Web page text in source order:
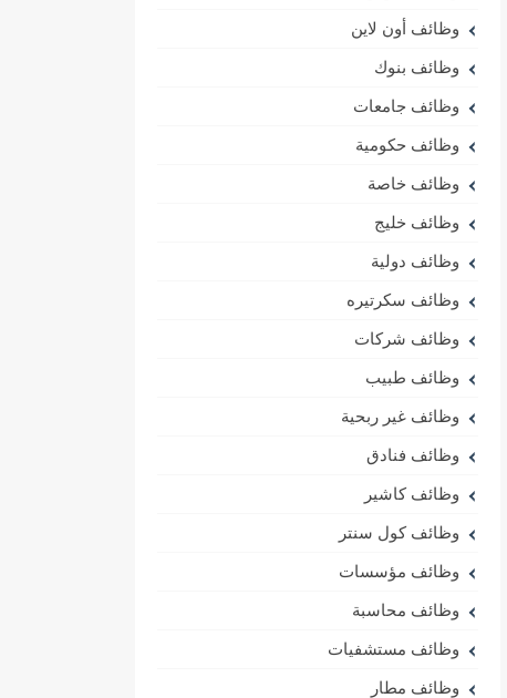
وظائف أون لاين
وظائف بنوك
وظائف جامعات
وظائف حكومية
وظائف خاصة
وظائف خليج
وظائف دولية
وظائف سكرتيره
وظائف شركات
وظائف طبيب
وظائف غير ربحية
وظائف فنادق
وظائف كاشير
وظائف كول سنتر
وظائف مؤسسات
وظائف محاسبة
وظائف مستشفيات
وظائف مطار